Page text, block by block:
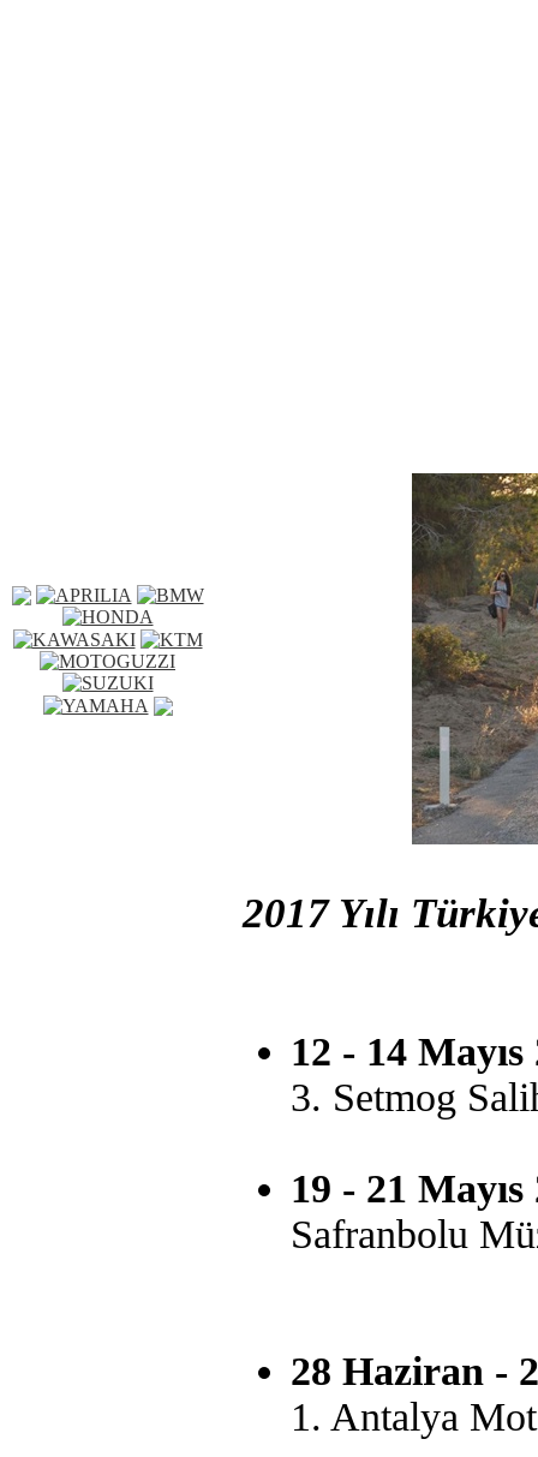
2017 Yılı
12 - 14
3. Setmog
19 - 21
Safranbolu
28 Haziran -
1. Antalya